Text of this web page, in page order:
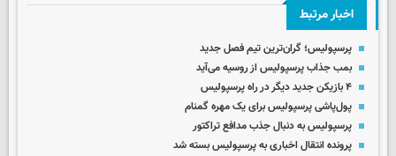
اخبار مرتبط
پرسپولیس؛ گران‌ترین تیم فصل جدید
بمب جذاب پرسپولیس از روسیه می‌آید
۴ بازیکن جدید دیگر در راه پرسپولیس
پول‌پاشی پرسپولیس برای یک مهره گمنام
پرسپولیس به دنبال جذب مدافع تراکتور
پرونده انتقال اخباری به پرسپولیس بسته شد